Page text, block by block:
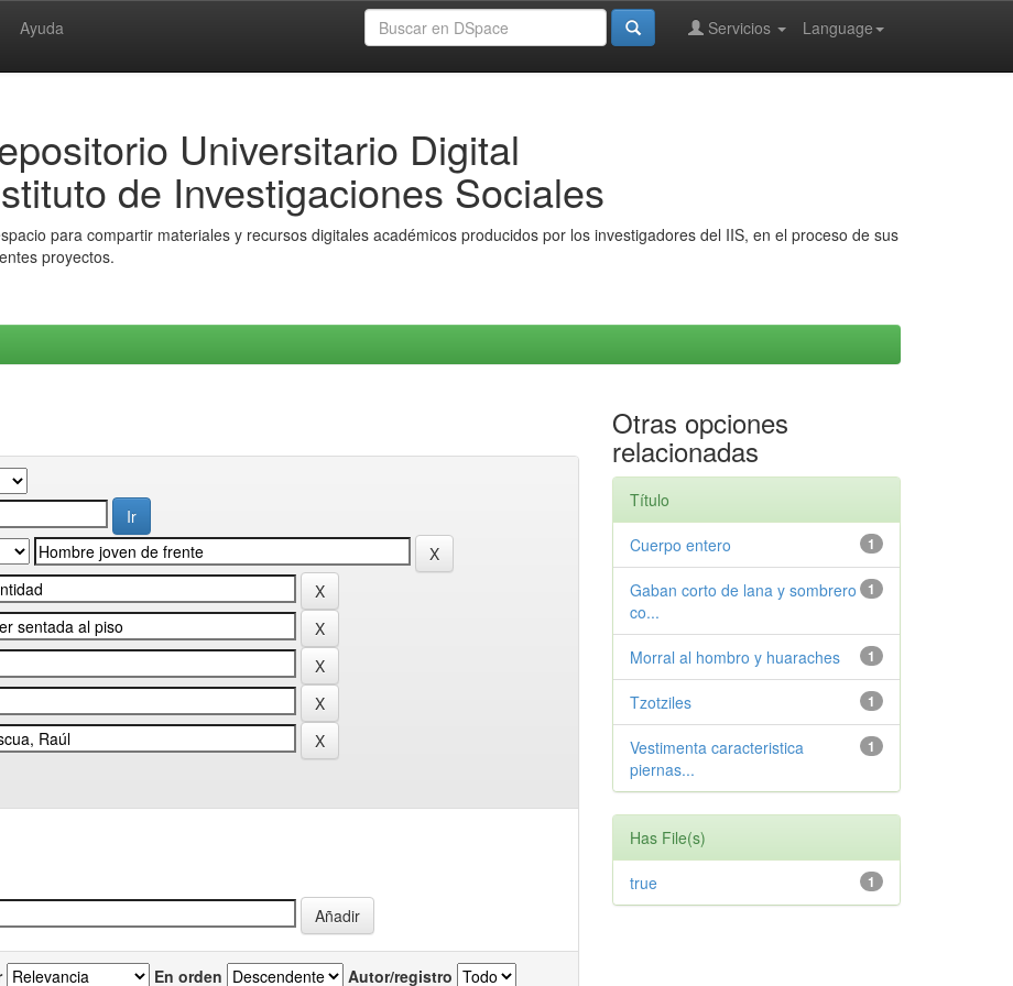
Ayuda Language
Servicios
Universitario Digital
de Investigaciones Sociales
para compartir materiales y recursos digitales académicos producidos por los investigadores del IIS, en el proceso de sus
proyectos.
En orden Autor/registro
Otras opciones
relacionadas
Título
1
Cuerpo entero
1
Gaban corto de lana y sombrero
co...
1
Morral al hombro y huaraches
1
Tzotziles
1
Vestimenta caracteristica
piernas...
Has File(s)
1
true